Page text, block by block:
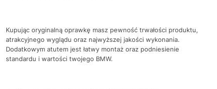
Kupując oryginalną oprawkę masz pewność trwałości produktu,
atrakcyjnego wyglądu oraz najwyższej jakości wykonania.
Dodatkowym atutem jest łatwy montaż oraz podniesienie
standardu i wartości twojego BMW.